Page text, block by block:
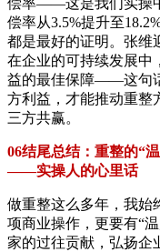
偿率从3.5%提升至
都是最好的证明。张维
在企业的可持续发展中
益的最佳保障——这句
方利益，才能推动重整
三方共赢。
06结尾总结：重整的“
——实操人的心里话
做重整这么多年，我始
项商业操作，更要有“
家的过往贡献，弘扬企